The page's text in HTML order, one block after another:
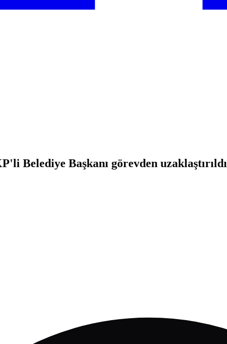
Belediye Başkanı görevden uzaklaştırıldı